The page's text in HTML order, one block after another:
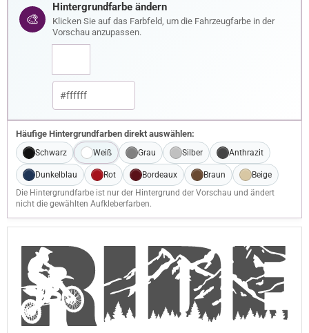
🎨
Hintergrundfarbe ändern
Klicken Sie auf das Farbfeld, um die Fahrzeugfarbe in der
Vorschau anzupassen.
Häufige Hintergrundfarben direkt auswählen:
Schwarz Weiß Grau Silber Anthrazit
Dunkelblau Rot Bordeaux Braun
Beige
Die Hintergrundfarbe ist nur der Hintergrund der Vorschau und ändert
nicht die gewählten Aufkleberfarben.